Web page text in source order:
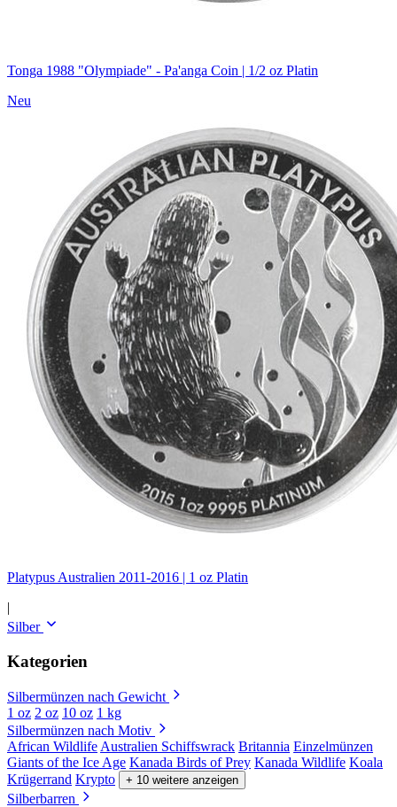
Tonga 1988 "Olympiade" - Pa'anga Coin | 1/2 oz Platin
Neu
Platypus Australien 2011-2016 | 1 oz Platin
|
Silber
Kategorien
Silbermünzen nach Gewicht
1 oz 2 oz 10 oz 1 kg
Silbermünzen nach Motiv
African Wildlife Australien Schiffswrack Britannia Einzelmünzen
Giants of the Ice Age Kanada Birds of Prey Kanada Wildlife Koala
Krügerrand Krypto + 10 weitere anzeigen
Silberbarren